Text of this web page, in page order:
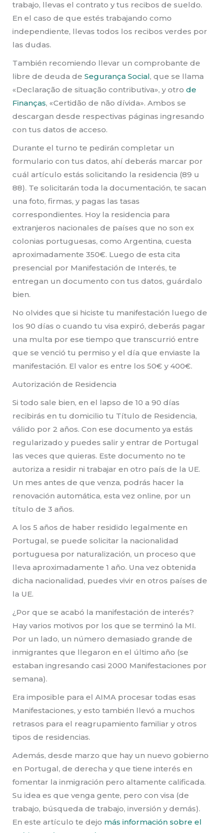
trabajo, llevas el contrato y tus recibos de sueldo.
En el caso de que estés trabajando como
independiente, llevas todos los recibos verdes por
las dudas.
También recomiendo llevar un comprobante de
libre de deuda de Segurança Social, que se llama
«Declaração de situação contributiva», y otro de
Finanças, «Certidão de não dívida». Ambos se
descargan desde respectivas páginas ingresando
con tus datos de acceso.
Durante el turno te pedirán completar un
formulario con tus datos, ahí deberás marcar por
cuál artículo estás solicitando la residencia (89 u
88). Te solicitarán toda la documentación, te sacan
una foto, firmas, y pagas las tasas
correspondientes. Hoy la residencia para
extranjeros nacionales de países que no son ex
colonias portuguesas, como Argentina, cuesta
aproximadamente 350€. Luego de esta cita
presencial por Manifestación de Interés, te
entregan un documento con tus datos, guárdalo
bien.
No olvides que si hiciste tu manifestación luego de
los 90 días o cuando tu visa expiró, deberás pagar
una multa por ese tiempo que transcurrió entre
que se venció tu permiso y el día que enviaste la
manifestación. El valor es entre los 50€ y 400€.
Autorización de Residencia
Si todo sale bien, en el lapso de 10 a 90 días
recibirás en tu domicilio tu Título de Residencia,
válido por 2 años. Con ese documento ya estás
regularizado y puedes salir y entrar de Portugal
las veces que quieras. Este documento no te
autoriza a residir ni trabajar en otro país de la UE.
Un mes antes de que venza, podrás hacer la
renovación automática, esta vez online, por un
título de 3 años.
A los 5 años de haber residido legalmente en
Portugal, se puede solicitar la nacionalidad
portuguesa por naturalización, un proceso que
lleva aproximadamente 1 año. Una vez obtenida
dicha nacionalidad, puedes vivir en otros países de
la UE.
¿Por que se acabó la manifestación de interés?
Hay varios motivos por los que se terminó la MI.
Por un lado, un número demasiado grande de
inmigrantes que llegaron en el último año (se
estaban ingresando casi 2000 Manifestaciones por
semana).
Era imposible para el AIMA procesar todas esas
Manifestaciones, y esto también llevó a muchos
retrasos para el reagrupamiento familiar y otros
tipos de residencias.
Además, desde marzo que hay un nuevo gobierno
en Portugal, de derecha y que tiene interés en
fomentar la inmigración pero altamente calificada.
Su idea es que venga gente, pero con visa (de
trabajo, búsqueda de trabajo, inversión y demás).
En este artículo te dejo más información sobre el